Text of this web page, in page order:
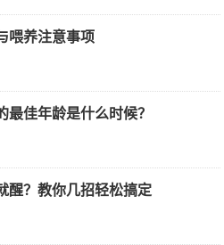
喂养注意事项
最佳年龄是什么时候？
醒？教你几招轻松搞定